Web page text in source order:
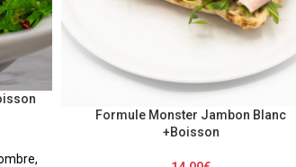
Formule Monster Jambon Blanc
+Boisson